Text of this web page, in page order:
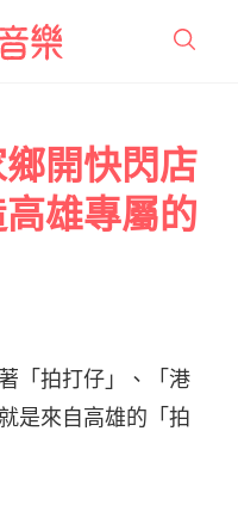
鄉開快閃店
雄專屬的
「拍打仔」、「港
是來自高雄的「拍